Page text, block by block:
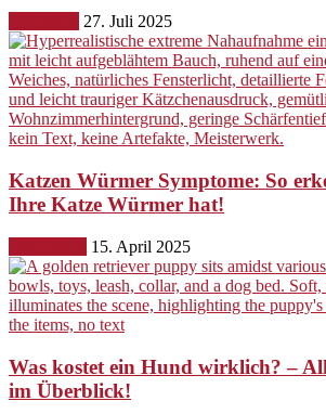
27. Juli 2025
Katzen Würmer Symptome: So
Ihre Katze Würmer hat!
15. April 2025
Was kostet ein Hund wirklich? –
im Überblick!